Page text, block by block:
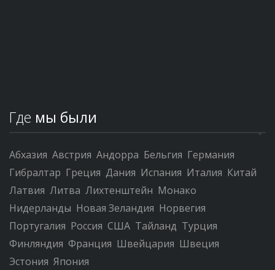
Где мы были
Абхазия Австрия Андорра Бельгия Германия
Гибралтар Греция Дания Испания Италия Китай
Латвия Литва Лихтенштейн Монако
Нидерланды Новая Зеландия Норвегия
Португалия Россия США Тайланд Турция
Финляндия Франция Швейцария Швеция
Эстония Япония